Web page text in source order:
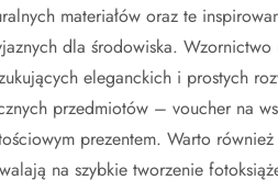
materiałów oraz te
dla środowiska.
eleganckich i prostych
przedmiotów – voucher na
prezentem. Warto
na szybkie tworzenie